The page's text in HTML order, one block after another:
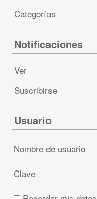
Categorías
Notificaciones
Ver
Suscribirse
Usuario
Nombre de usuario
Clave